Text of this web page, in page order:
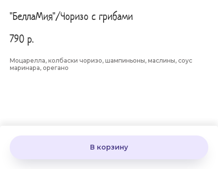
"БеллаМия"/Чоризо с грибами
790 р.
В корзину
Моцарелла, колбаски чоризо, шампиньоны, маслины, соус
маринара, орегано